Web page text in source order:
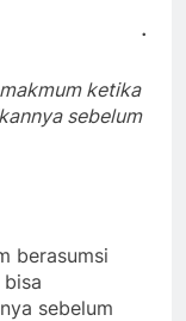
.
ketika
sebelum
berasumsi
sebelum